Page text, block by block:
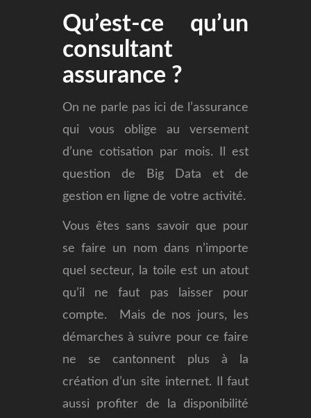
Qu’est-ce qu’un
consultant
assurance ?
On ne parle pas ici de l’assurance
qui vous oblige au versement
d’une cotisation par mois. Il est
question de Big Data et de
gestion en ligne de votre activité.
Vous êtes sans savoir que pour
se faire un nom dans n’importe
quel secteur, la toile est un atout
qu’il ne faut pas laisser pour
compte. Mais de nos jours, les
démarches à suivre pour ce faire
ne se cantonnent plus à la
création d’un site internet. Il faut
aussi profiter de la disponibilité